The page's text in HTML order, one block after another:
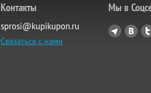
Контакты
sprosi@kupikupon.ru
Связаться с нами
Мы в